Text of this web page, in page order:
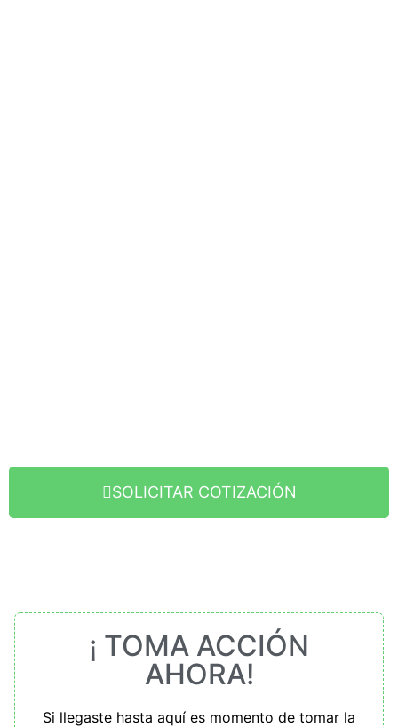
SOLICITAR COTIZACIÓN
¡ TOMA ACCIÓN
AHORA!
Si llegaste hasta aquí es momento de tomar la